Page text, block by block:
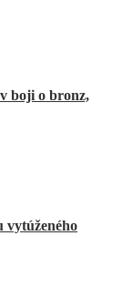
boji o bronz,
vytúženého